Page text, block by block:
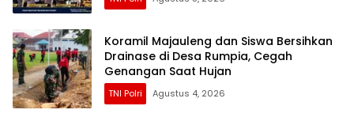
Koramil Majauleng dan Siswa Bersihkan
Drainase di Desa Rumpia, Cegah
Genangan Saat Hujan
TNI Polri Agustus 4, 2026